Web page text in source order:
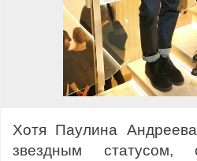
Хотя Паулина
звездным статусом,